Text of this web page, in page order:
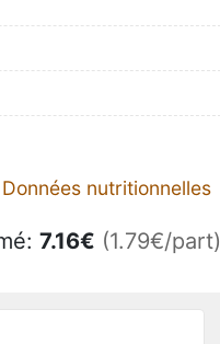
Données nutritionnelles
7.16€ (1.79€/part)